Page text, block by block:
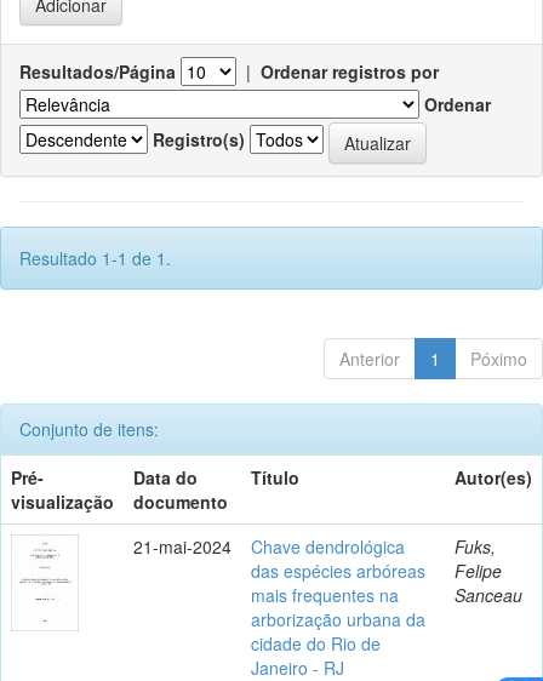
Resultados/Página | Ordenar registros por
Ordenar
Registro(s)
Resultado 1-1 de 1.
Anterior 1 Póximo
Conjunto de itens:
Pré-
visualização
Data do
documento
Título Autor(es)
21-mai-2024
Chave dendrológica
das espécies arbóreas
mais frequentes na
arborização urbana da
cidade do Rio de
Janeiro - RJ
Fuks,
Felipe
Sanceau